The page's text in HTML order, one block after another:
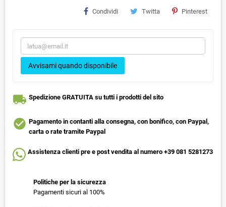
Condividi Twitta Pinterest
Avvisami quando disponibile
local_shipping Spedizione GRATUITA su tutti i prodotti del sito
check_circle Pagamento in contanti alla consegna, con bonifico, con Paypal,
carta o rate tramite Paypal
Assistenza clienti pre e post vendita al numero +39 081 5281273
Politiche per la sicurezza
Pagamenti sicuri al 100%